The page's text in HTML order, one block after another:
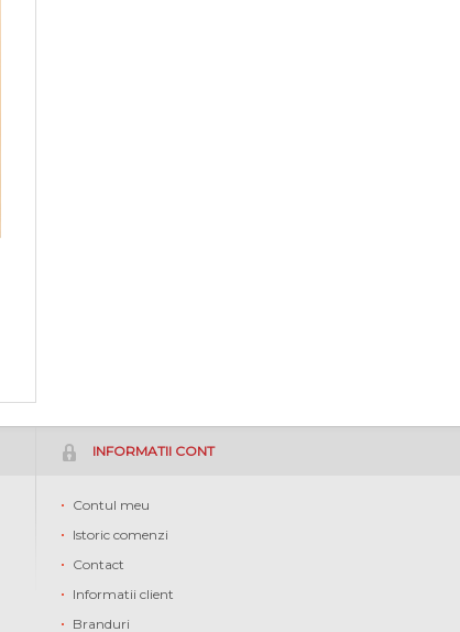
INFORMATII CONT
Contul meu
Istoric comenzi
Contact
Informatii client
Branduri